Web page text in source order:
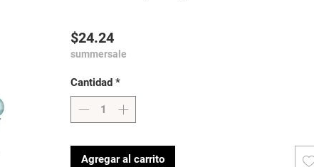
$24.24Precio
summersale
Cantidad *
Agregar al carrito